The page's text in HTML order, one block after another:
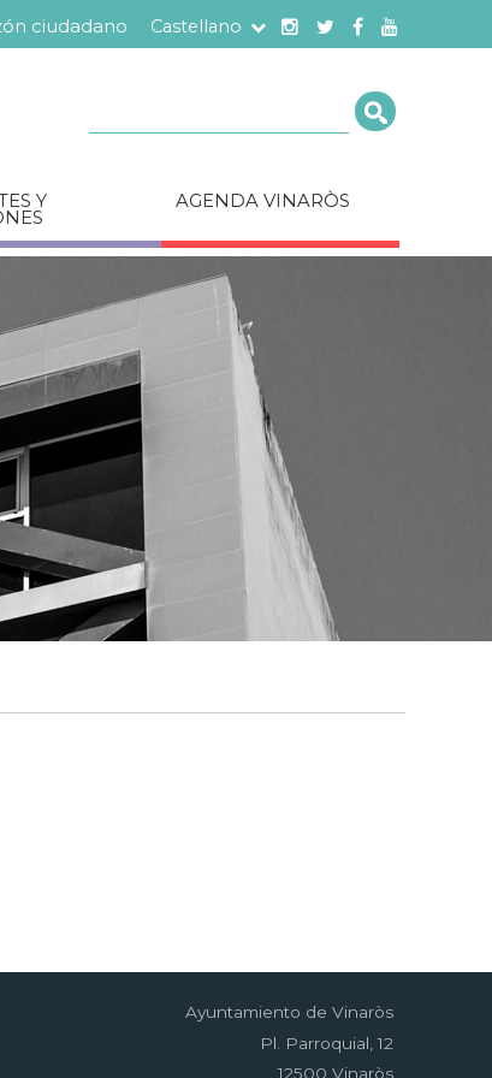
ciudadano Castellano
Y AGENDA VINARÒS
Ayuntamiento de Vinaròs
Pl. Parroquial, 12
12500 Vinaròs